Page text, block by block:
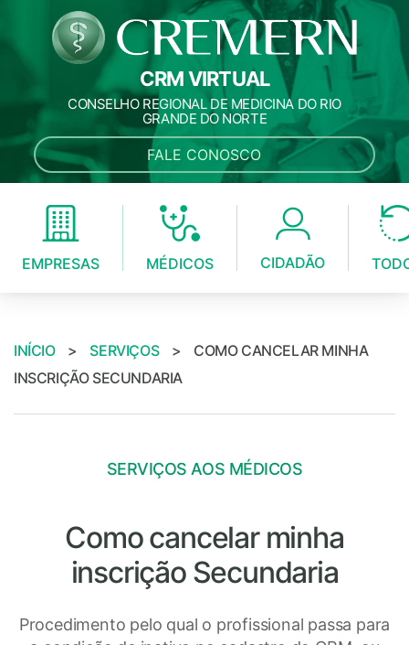
CRM VIRTUAL
CONSELHO REGIONAL DE MEDICINA DO RIO
GRANDE DO NORTE
FALE CONOSCO
EMPRESAS MÉDICOS CIDADÃO
INÍCIO > SERVIÇOS >
COMO CANCELAR MINHA
INSCRIÇÃO SECUNDARIA
SERVIÇOS AOS MÉDICOS
Como cancelar minha
inscrição Secundaria
Procedimento pelo qual o profissional passa para